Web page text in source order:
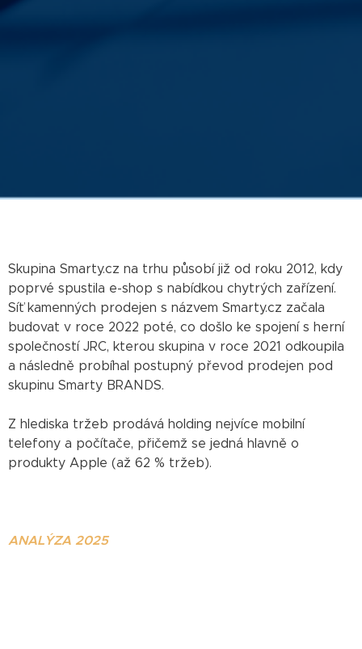
Skupina Smarty.cz na trhu působí již od roku 2012, kdy
poprvé spustila e-shop s nabídkou chytrých zařízení.
Síť kamenných prodejen s názvem Smarty.cz začala
budovat v roce 2022 poté, co došlo ke spojení s herní
společností JRC, kterou skupina v roce 2021 odkoupila
a následně probíhal postupný převod prodejen pod
skupinu Smarty BRANDS.
Z hlediska tržeb prodává holding nejvíce mobilní
telefony a počítače, přičemž se jedná hlavně o
produkty Apple (až 62 % tržeb).
ANALÝZA 2025